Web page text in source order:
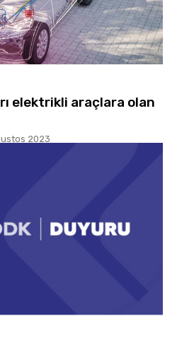
elektrikli araçlara olan
2023